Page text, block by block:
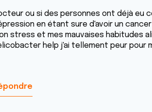
ou si des personnes ont déjà eu
en étant sure d'avoir un
stress et mes mauvaises habitudes
help j'ai tellement peur pour